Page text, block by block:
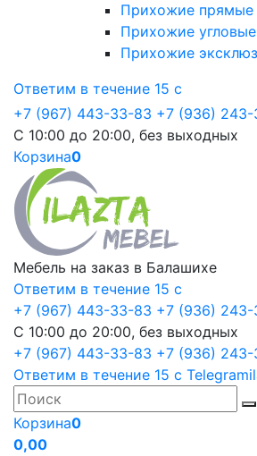
Прихожие прямые
Прихожие угловые
Прихожие
Ответим в течение 15 с
+7 (967) 443-33-83 +7 (936)
С 10:00 до 20:00, без выходных
Корзина0
Мебель на заказ в Балашихе
Ответим в течение 15 с
+7 (967) 443-33-83 +7 (936)
С 10:00 до 20:00, без выходных
+7 (967) 443-33-83 +7 (936)
Ответим в течение 15 с Telegram
Корзина0
0,00